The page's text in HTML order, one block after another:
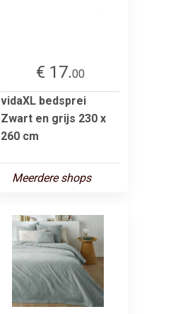
€ 17.00
vidaXL bedsprei
Zwart en grijs 230 x
260 cm
Meerdere shops